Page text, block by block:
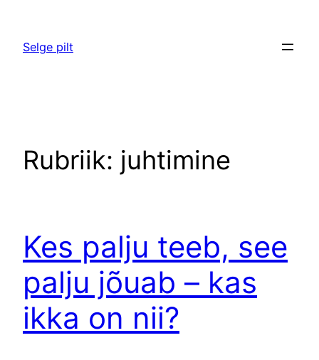
juurde
Selge pilt
Rubriik: juhtimine
Kes palju teeb, see
palju jõuab – kas
ikka on nii?